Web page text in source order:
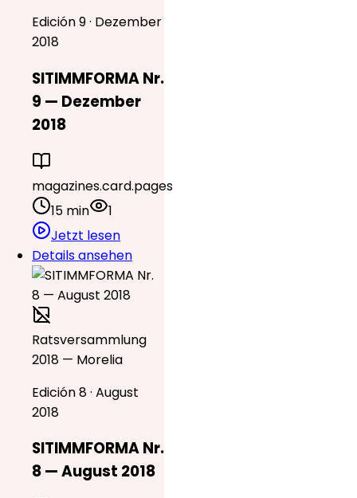
Edición 9 · Dezember
2018
SITIMMFORMA Nr.
9 — Dezember
2018
magazines.card.pages
15 min
1
Jetzt lesen
Details ansehen
Ratsversammlung
2018 — Morelia
Edición 8 · August
2018
SITIMMFORMA Nr.
8 — August 2018